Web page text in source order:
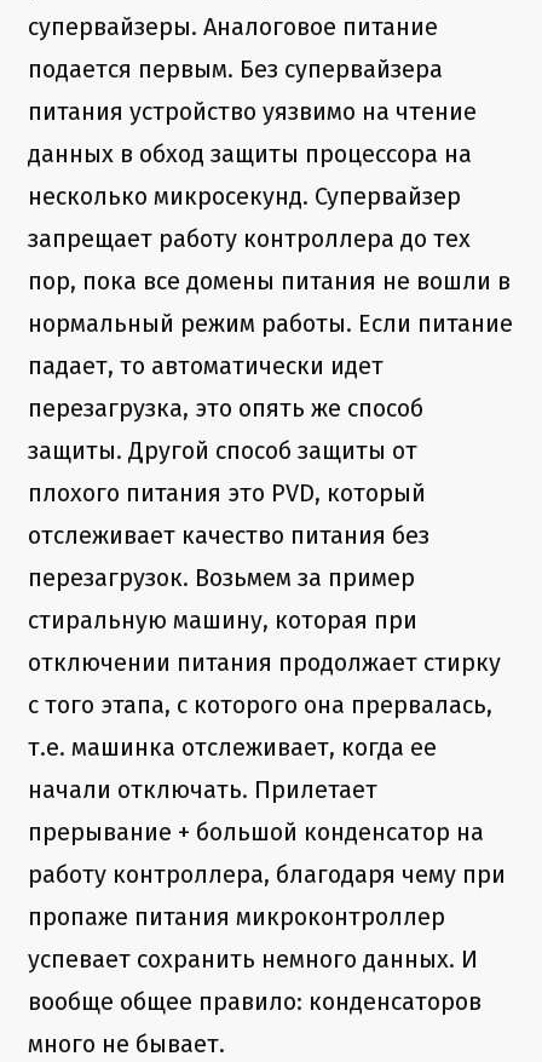
супервайзеры. Аналоговое питание
подается первым. Без супервайзера
питания устройство уязвимо на чтение
данных в обход защиты процессора на
несколько микросекунд. Супервайзер
запрещает работу контроллера до тех
пор, пока все домены питания не вошли в
нормальный режим работы. Если питание
падает, то автоматически идет
перезагрузка, это опять же способ
защиты. Другой способ защиты от
плохого питания это PVD, который
отслеживает качество питания без
перезагрузок. Возьмем за пример
стиральную машину, которая при
отключении питания продолжает стирку
с того этапа, с которого она прервалась,
т.е. машинка отслеживает, когда ее
начали отключать. Прилетает
прерывание + большой конденсатор на
работу контроллера, благодаря чему при
пропаже питания микроконтроллер
успевает сохранить немного данных. И
вообще общее правило: конденсаторов
много не бывает.